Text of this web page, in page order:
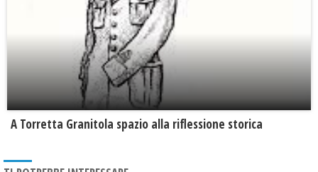
​A Torretta Granitola spazio alla riflessione storica